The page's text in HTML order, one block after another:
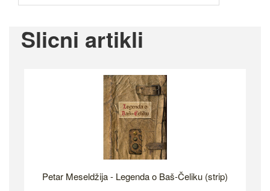
Slicni artikli
Petar Meseldžija - Legenda o Baš-Čeliku (strip)